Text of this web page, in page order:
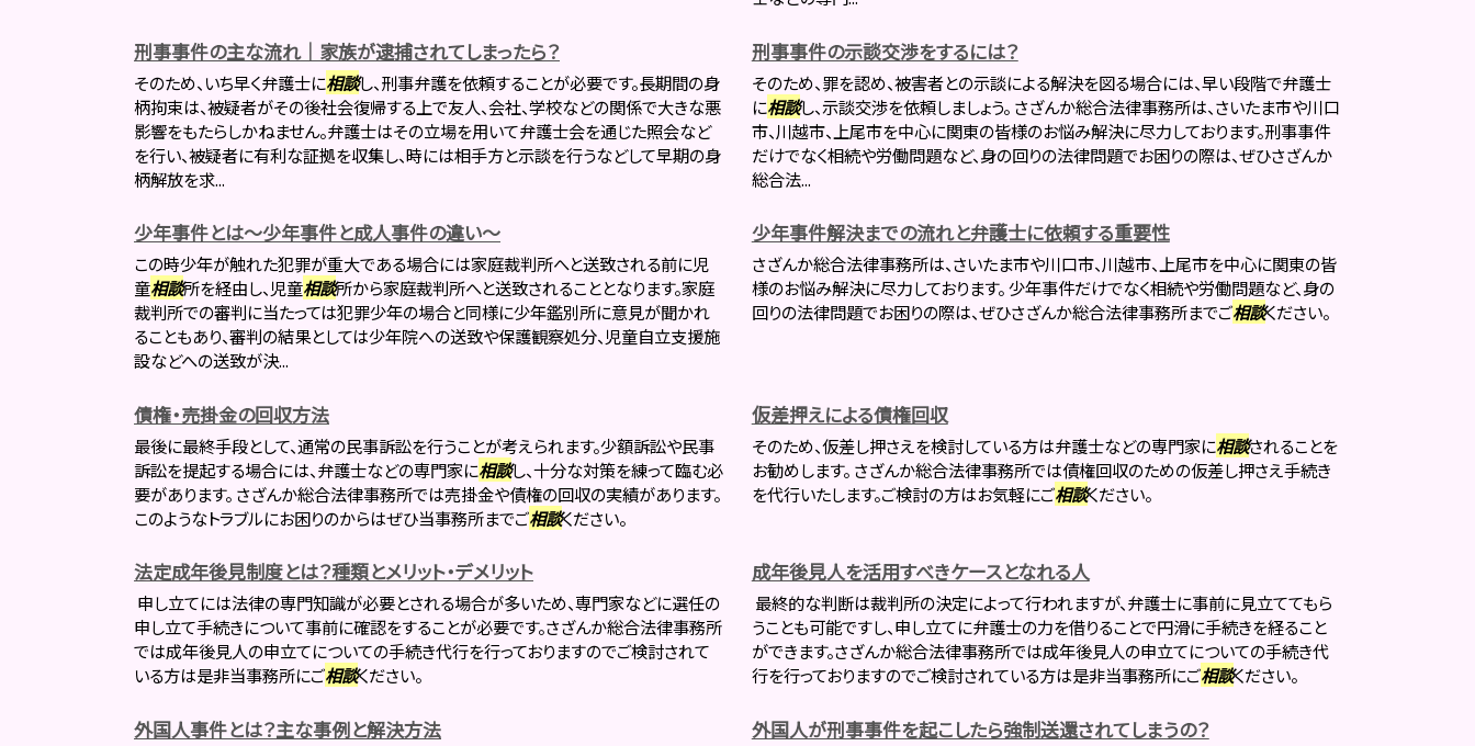
刑事事件の主な流れ｜家族が逮捕されてしまったら？
そのため、いち早く弁護士に相談し、刑事弁護を依頼することが必要です。長期間の身
柄拘束は、被疑者がその後社会復帰する上で友人、会社、学校などの関係で大きな悪
影響をもたらしかねません。弁護士はその立場を用いて弁護士会を通じた照会など
を行い、被疑者に有利な証拠を収集し、時には相手方と示談を行うなどして早期の身
柄解放を求...
刑事事件の示談交渉をするには？
そのため、罪を認め、被害者との示談による解決を図る場合には、早い段階で弁護士
に相談し、示談交渉を依頼しましょう。 さざんか総合法律事務所は、さいたま市や川口
市、川越市、上尾市を中心に関東の皆様のお悩み解決に尽力しております。刑事事件
だけでなく相続や労働問題など、身の回りの法律問題でお困りの際は、ぜひさざんか
総合法...
少年事件とは～少年事件と成人事件の違い～
この時少年が触れた犯罪が重大である場合には家庭裁判所へと送致される前に児
童相談所を経由し、児童相談所から家庭裁判所へと送致されることとなります。家庭
裁判所での審判に当たっては犯罪少年の場合と同様に少年鑑別所に意見が聞かれ
ることもあり、審判の結果としては少年院への送致や保護観察処分、児童自立支援施
設などへの送致が決...
少年事件解決までの流れと弁護士に依頼する重要性
さざんか総合法律事務所は、さいたま市や川口市、川越市、上尾市を中心に関東の皆
様のお悩み解決に尽力しております。 少年事件だけでなく相続や労働問題など、身の
回りの法律問題でお困りの際は、ぜひさざんか総合法律事務所までご相談ください。
債権・売掛金の回収方法
最後に最終手段として、通常の民事訴訟を行うことが考えられます。少額訴訟や民事
訴訟を提起する場合には、弁護士などの専門家に相談し、十分な対策を練って臨む必
要があります。 さざんか総合法律事務所では売掛金や債権の回収の実績があります。
このようなトラブルにお困りのからはぜひ当事務所までご相談ください。
仮差押えによる債権回収
そのため、仮差し押さえを検討している方は弁護士などの専門家に相談されることを
お勧めします。 さざんか総合法律事務所では債権回収のための仮差し押さえ手続き
を代行いたします。ご検討の方はお気軽にご相談ください。
法定成年後見制度とは？種類とメリット・デメリット
申し立てには法律の専門知識が必要とされる場合が多いため、専門家などに選任の
申し立て手続きについて事前に確認をすることが必要です。さざんか総合法律事務所
では成年後見人の申立てについての手続き代行を行っておりますのでご検討されて
いる方は是非当事務所にご相談ください。
成年後見人を活用すべきケースとなれる人
最終的な判断は裁判所の決定によって行われますが、弁護士に事前に見立ててもら
うことも可能ですし、申し立てに弁護士の力を借りることで円滑に手続きを経ること
ができます。さざんか総合法律事務所では成年後見人の申立てについての手続き代
行を行っておりますのでご検討されている方は是非当事務所にご相談ください。
外国人事件とは？主な事例と解決方法 外国人が刑事事件を起こしたら強制送還されてしまうの？